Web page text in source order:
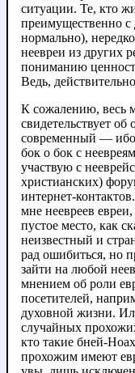
ситуации. Те, кто
преимущественно с
нормально),
неевреи из других
пониманию
Ведь,
К сожалению, весь
свидетельствует
современный — ибо
бок о бок с
участвую с
христианских)
интернет-
мне неевреев
пустое место, как
неизвестный и
рад ошибиться, но
зайти на любой
мнением об роли
посетителей,
духовной жизни.
случайных
кто такие бней-
прохожим имеют